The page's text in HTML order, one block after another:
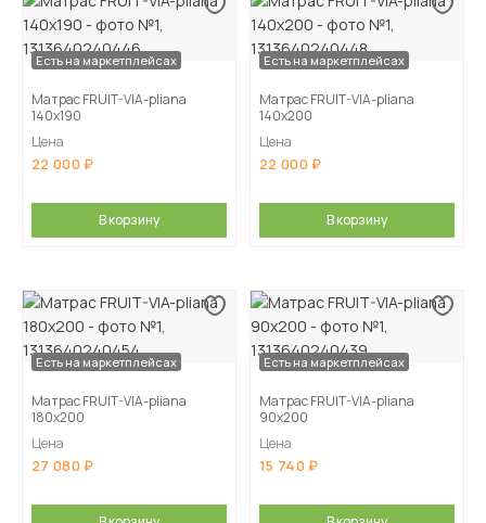
Есть на маркетплейсах
Матрас FRUIT-VIA-pliana
140х190
Цена
22 000
В корзину
Есть на маркетплейсах
Матрас FRUIT-VIA-pliana
140х200
Цена
22 000
В корзину
Есть на маркетплейсах
Матрас FRUIT-VIA-pliana
180х200
Цена
27 080
Есть на маркетплейсах
Матрас FRUIT-VIA-pliana
90х200
Цена
15 740